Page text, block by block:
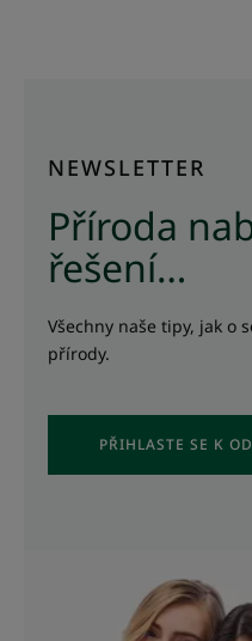
NEWSLETTER
Příroda
řešení…
Všechny naše tipy, jak o
přírody.
PŘIHLASTE SE K